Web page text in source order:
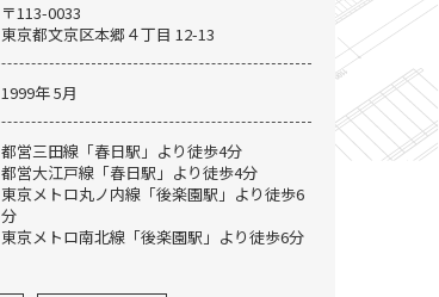
〒113-0033
東京都文京区本郷４丁目 12-13
1999年 5月
都営三田線「春日駅」より徒歩4分
都営大江戸線「春日駅」より徒歩4分
東京メトロ丸ノ内線「後楽園駅」より徒歩6
分
東京メトロ南北線「後楽園駅」より徒歩6分